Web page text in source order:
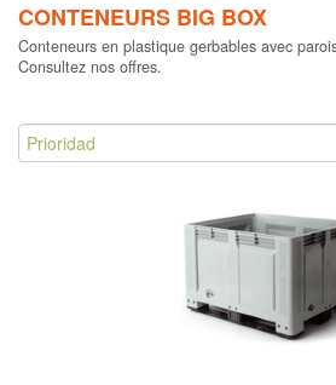
CONTENEURS BIG BOX
Conteneurs en plastique gerbables avec
Consultez nos offres.